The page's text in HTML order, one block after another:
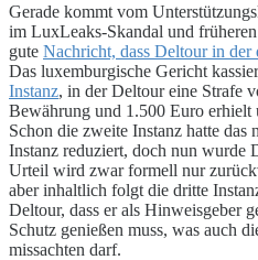
Gerade kommt vom
im LuxLeaks-Skandal und
gute Nachricht, dass Deltour in
Das luxemburgische Gericht
Instanz, in der Deltour eine Strafe
Bewährung und 1.500 Euro erhielt
Schon die zweite Instanz hatte das
Instanz reduziert, doch nun wurde
Urteil wird zwar formell nur
aber inhaltlich folgt die dritte
Deltour, dass er als Hinweisgeber
Schutz genießen muss, was auch
missachten darf.